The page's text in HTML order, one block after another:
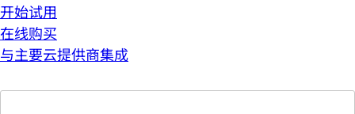
开始试用
在线购买
与主要云提供商集成